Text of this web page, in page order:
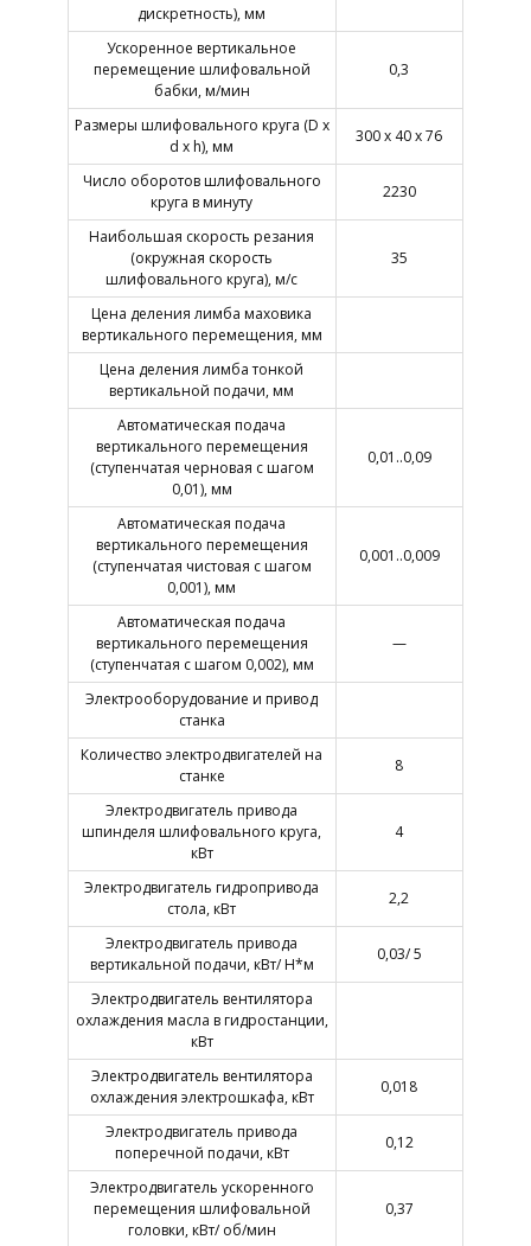
дискретность), мм
Ускоренное вертикальное
перемещение шлифовальной
бабки, м/мин
0,3
Размеры шлифовального круга (D x
d x h), мм
300 х 40 х 76
Число оборотов шлифовального
круга в минуту
2230
Наибольшая скорость резания
(окружная скорость
шлифовального круга), м/с
35
Цена деления лимба маховика
вертикального перемещения, мм
Цена деления лимба тонкой
вертикальной подачи, мм
Автоматическая подача
вертикального перемещения
(ступенчатая черновая с шагом
0,01), мм
0,01..0,09
Автоматическая подача
вертикального перемещения
(ступенчатая чистовая с шагом
0,001), мм
0,001..0,009
Автоматическая подача
вертикального перемещения
(ступенчатая с шагом 0,002), мм
—
Электрооборудование и привод
станка
Количество электродвигателей на
станке
8
Электродвигатель привода
шпинделя шлифовального круга,
кВт
4
Электродвигатель гидропривода
стола, кВт
2,2
Электродвигатель привода
вертикальной подачи, кВт/ Н*м
0,03/ 5
Электродвигатель вентилятора
охлаждения масла в гидростанции,
кВт
Электродвигатель вентилятора
охлаждения электрошкафа, кВт
0,018
Электродвигатель привода
поперечной подачи, кВт
0,12
Электродвигатель ускоренного
перемещения шлифовальной
головки, кВт/ об/мин
0,37